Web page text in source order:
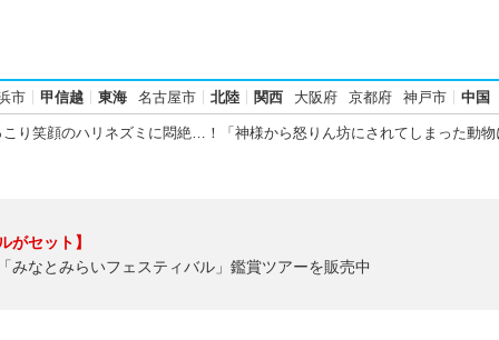
市 甲信越 東海 名古屋市 北陸 関西 大阪府 京都府 神戸市 中国
こり笑顔のハリネズミに悶絶…！「神様から怒りん坊にされてしまった動
がセット】
みなとみらいフェスティバル」鑑賞ツアーを販売中